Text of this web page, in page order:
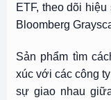
ETF, theo dõi hiệu
Bloomberg
Sản phẩm tìm
xúc với các công
sự giao nhau